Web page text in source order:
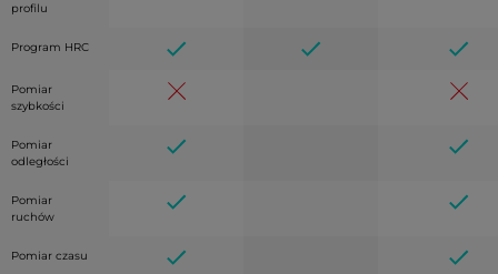
profilu
Program HRC
Pomiar
szybkości
Pomiar
odległości
Pomiar
ruchów
Pomiar czasu